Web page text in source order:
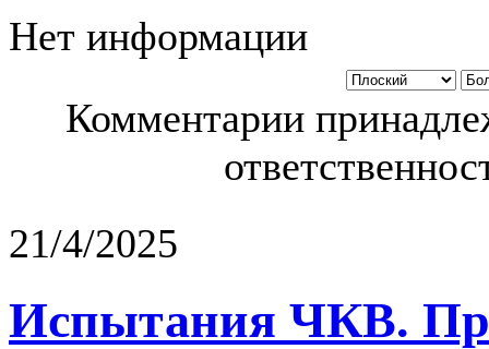
Нет информации
Комментарии
21/4/2025
Испытания ЧКВ.